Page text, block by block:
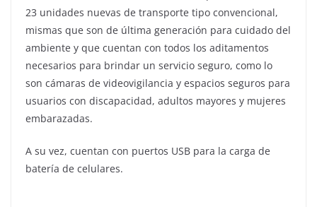
23 unidades nuevas de transporte tipo convencional,
mismas que son de última generación para cuidado del
ambiente y que cuentan con todos los aditamentos
necesarios para brindar un servicio seguro, como lo
son cámaras de videovigilancia y espacios seguros para
usuarios con discapacidad, adultos mayores y mujeres
embarazadas.
A su vez, cuentan con puertos USB para la carga de
batería de celulares.